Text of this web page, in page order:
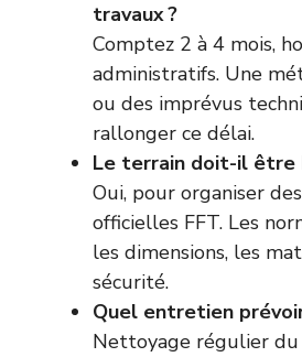
travaux ?
Comptez 2 à 4 mois,
administratifs. Une
ou des imprévus
rallonger ce délai.
Le terrain doit-il être
Oui, pour organiser
officielles FFT. Les
les dimensions, les
sécurité.
Quel entretien
Nettoyage régulier du